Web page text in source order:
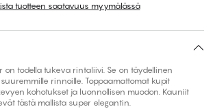
tuotteen saatavuus myymälässä
on todella tukeva rintaliivi. Se on täydellinen
rinnoille. Toppaamattomat kupit
kohotukset ja luonnollisen muodon. Kauniit
tästä mallista super elegantin.